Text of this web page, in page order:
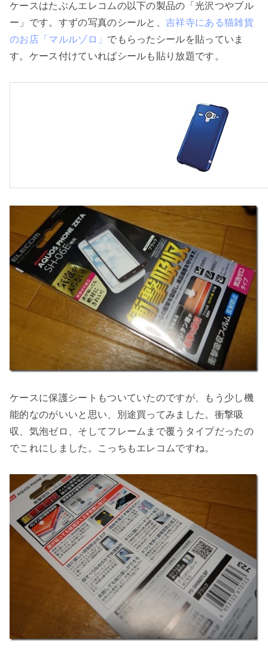
ケースはたぶんエレコムの以下の製品の「光沢つやブル
ー」です。すずの写真のシールと、吉祥寺にある猫雑貨
のお店「マルルゾロ」 でもらったシールを貼っていま
す。ケース付けていればシールも貼り放題です。
ケースに保護シートもついていたのですが、もう少し機
能的なのがいいと思い、別途買ってみました。衝撃吸
収、気泡ゼロ、そしてフレームまで覆うタイプだったの
でこれにしました。こっちもエレコムですね。